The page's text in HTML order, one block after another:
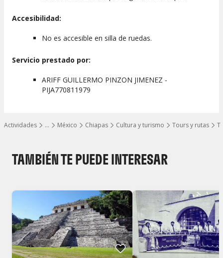
…
Mostrar todos los niveles
Actividades México Chiapas Cultura y turismo Tours y rutas
Accesibilidad:
No es accesible en silla de ruedas.
Servicio prestado por:
ARIFF GUILLERMO PINZON JIMENEZ -
PIJA770811979
TAMBIÉN TE PUEDE INTERESAR